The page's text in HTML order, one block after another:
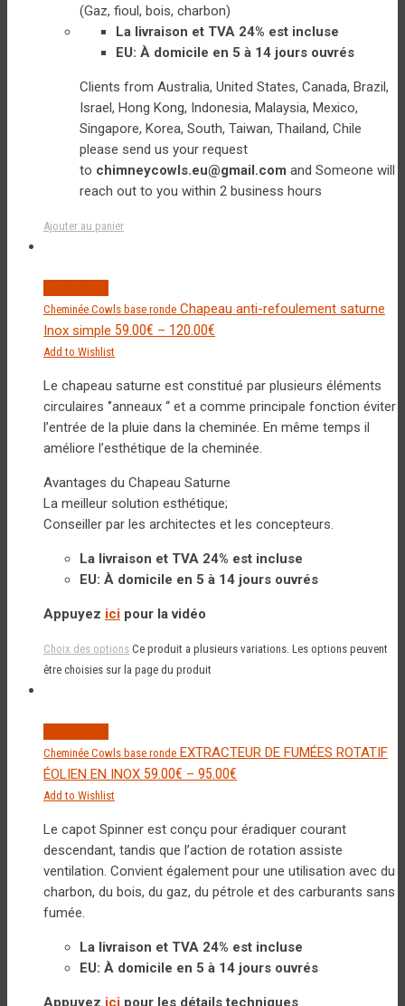
(Gaz, fioul, bois, charbon)
La livraison et TVA 24% est incluse
EU: À domicile en 5 à 14 jours ouvrés
Clients from Australia, United States, Canada, Brazil,
Israel, Hong Kong, Indonesia, Malaysia, Mexico,
Singapore, Korea, South, Taiwan, Thailand, Chile
please send us your request
to chimneycowls.eu@gmail.com and Someone will
reach out to you within 2 business hours
Ajouter au panier
Cheminée Cowls base ronde Chapeau anti-refoulement saturne
Inox simple 59.00€ – 120.00€
Add to Wishlist
Le chapeau saturne est constitué par plusieurs éléments
circulaires ‘’anneaux ‘‘ et a comme principale fonction éviter
l’entrée de la pluie dans la cheminée. En même temps il
améliore l’esthétique de la cheminée.
Avantages du Chapeau Saturne
La meilleur solution esthétique;
Conseiller par les architectes et les concepteurs.
La livraison et TVA 24% est incluse
EU: À domicile en 5 à 14 jours ouvrés
Appuyez ici pour la vidéo
Choix des options Ce produit a plusieurs variations. Les options peuvent
être choisies sur la page du produit
Cheminée Cowls base ronde EXTRACTEUR DE FUMÉES ROTATIF
ÉOLIEN EN INOX 59.00€ – 95.00€
Add to Wishlist
Le capot Spinner est conçu pour éradiquer courant
descendant, tandis que l’action de rotation assiste
ventilation. Convient également pour une utilisation avec du
charbon, du bois, du gaz, du pétrole et des carburants sans
fumée.
La livraison et TVA 24% est incluse
EU: À domicile en 5 à 14 jours ouvrés
Appuyez ici pour les détails techniques